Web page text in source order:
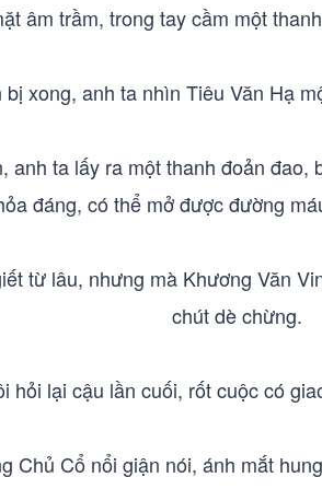
âm trầm, trong tay cầm một
xong, anh ta nhìn Tiêu Văn Hạ
anh ta lấy ra một thanh đoản
đáng, có thể mở được đường
từ lâu, nhưng mà Khương Văn
chút dè chừng.
hỏi lại cậu lần cuối, rốt cuộc có
Chủ Cổ nổi giận nói, ánh mắt